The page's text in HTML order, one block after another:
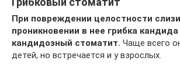
При повреждении целостности
проникновении в нее грибка
кандидозный стоматит. Чаще всего
детей, но встречается и у взрослых.